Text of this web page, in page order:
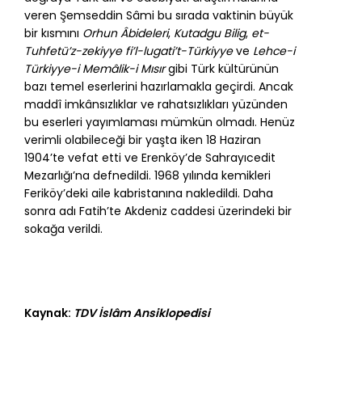
veren Şemseddin Sâmi bu sırada vaktinin büyük
bir kısmını Orhun Âbideleri, Kutadgu Bilig, et-
Tuhfetü’z-zekiyye fi’l-lugati’t-Türkiyyeve Lehce-i
Türkiyye-i Memâlik-i Mısırgibi Türk kültürünün
bazı temel eserlerini hazırlamakla geçirdi. Ancak
maddî imkânsızlıklar ve rahatsızlıkları yüzünden
bu eserleri yayımlaması mümkün olmadı. Henüz
verimli olabileceği bir yaşta iken 18 Haziran
1904’te vefat etti ve Erenköy’de Sahrayıcedit
Mezarlığı’na defnedildi. 1968 yılında kemikleri
Feriköy’deki aile kabristanına nakledildi. Daha
sonra adı Fatih’te Akdeniz caddesi üzerindeki bir
sokağa verildi.
Kaynak: TDV İslâm Ansiklopedisi